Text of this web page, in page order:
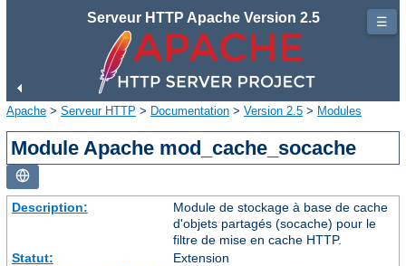
Serveur HTTP Apache Version 2.5
Apache > Serveur HTTP > Documentation > Version 2.5 > Modules
Module Apache mod_cache_socache
Description:
Module de stockage à base de cache
d'objets partagés (socache) pour le
filtre de mise en cache HTTP.
Statut:
Extension
☰